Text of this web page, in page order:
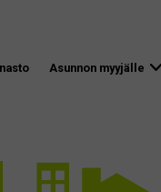
Asunnon myyjälle